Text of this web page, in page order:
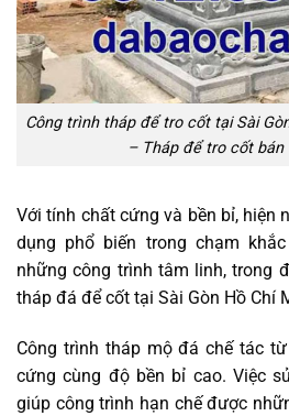
Công trình tháp để tro cốt tại Sài
– Tháp để tro cốt bán
Với tính chất cứng và bền bỉ, hiện
dụng phổ biến trong chạm
những công trình tâm linh, trong
tháp đá để cốt tại Sài Gòn Hồ Chí
Công trình tháp mộ đá chế tác
cứng cùng độ bền bỉ cao. Việc
giúp công trình hạn chế được